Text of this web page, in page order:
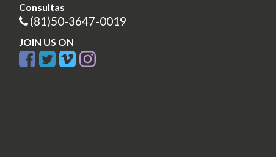
Consultas
(81)50-3647-0019
JOIN US ON